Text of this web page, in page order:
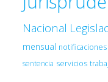
Nacional
mensual notificaciones
sentencia servicios